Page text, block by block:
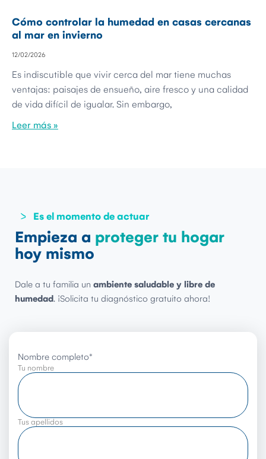
Cómo controlar la humedad en casas cercanas
al mar en invierno
12/02/2026
Es indiscutible que vivir cerca del mar tiene muchas
ventajas: paisajes de ensueño, aire fresco y una calidad
de vida difícil de igualar. Sin embargo,
Leer más »
Es el momento de actuar
Empieza a proteger tu hogar
hoy mismo
Dale a tu familia un ambiente saludable y libre de
humedad. ¡Solicita tu diagnóstico gratuito ahora!
Nombre completo*
Tu nombre
Tus apellidos